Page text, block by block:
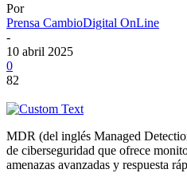
Por
Prensa CambioDigital OnLine
-
10 abril 2025
0
82
MDR (del inglés Managed
de ciberseguridad que ofrece
amenazas avanzadas y respuesta